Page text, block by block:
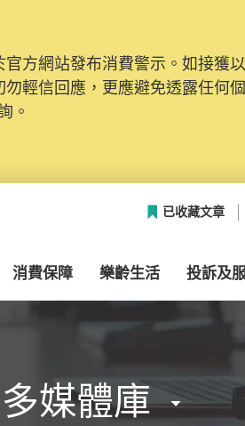
方網站發布消費警示。如接獲
輕信回應，更應避免透露任何
。
投訴處理系統已經進行升級及
名、電郵及電話）註冊帳戶，
出跟進。
已收藏文章
消費保障 樂齡生活 投訴及
多媒體庫